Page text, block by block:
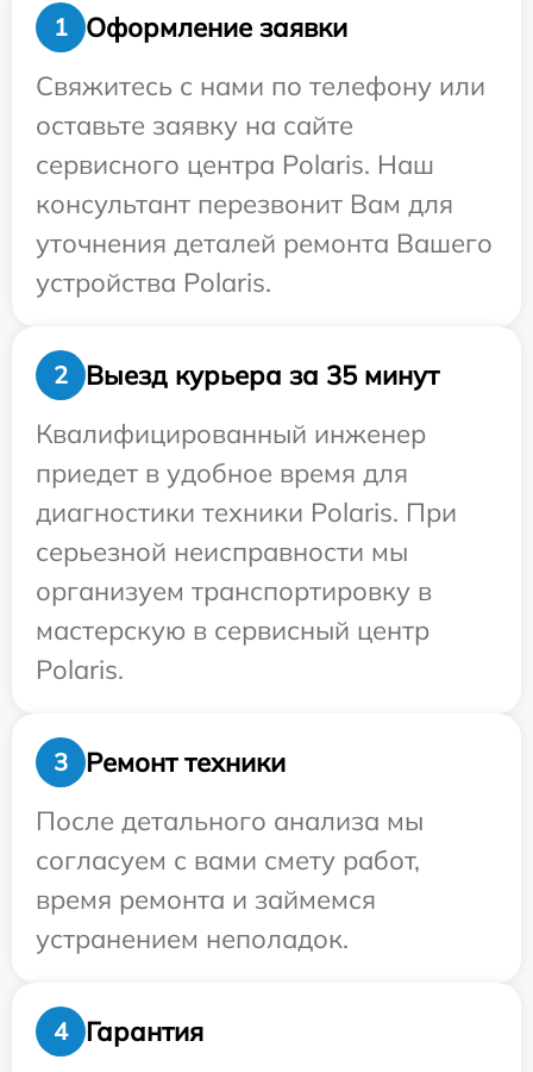
1
Оформление заявки
Свяжитесь с нами по телефону или
оставьте заявку на сайте
сервисного центра Polaris. Наш
консультант перезвонит Вам для
уточнения деталей ремонта Вашего
устройства Polaris.
2
Выезд курьера за 35 минут
Квалифицированный инженер
приедет в удобное время для
диагностики техники Polaris. При
серьезной неисправности мы
организуем транспортировку в
мастерскую в сервисный центр
Polaris.
3
Ремонт техники
После детального анализа мы
согласуем с вами смету работ,
время ремонта и займемся
устранением неполадок.
4
Гарантия